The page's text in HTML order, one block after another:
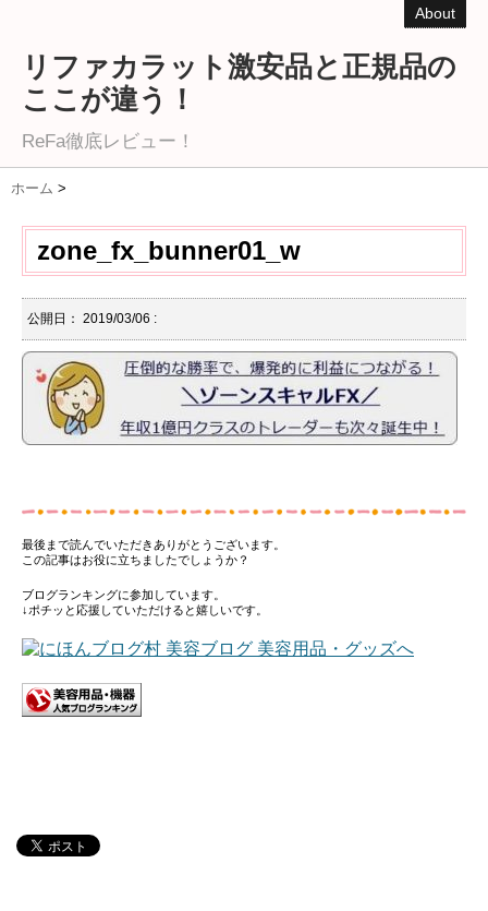
About
リファカラット激安品と正規品の
ここが違う！
ReFa徹底レビュー！
ホーム >
zone_fx_bunner01_w
公開日： 2019/03/06 :
最後まで読んでいただきありがとうございます。
この記事はお役に立ちましたでしょうか？
ブログランキングに参加しています。
↓ポチッと応援していただけると嬉しいです。